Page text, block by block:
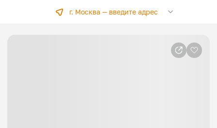
г. Москва —введите адрес